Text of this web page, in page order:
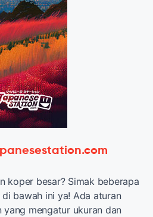
koper besar? Simak beberapa
bawah ini ya! Ada aturan
yang mengatur ukuran dan